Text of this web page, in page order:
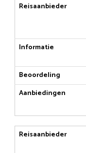
Reisaanbieder
Informatie
Beoordeling
Aanbiedingen
Reisaanbieder